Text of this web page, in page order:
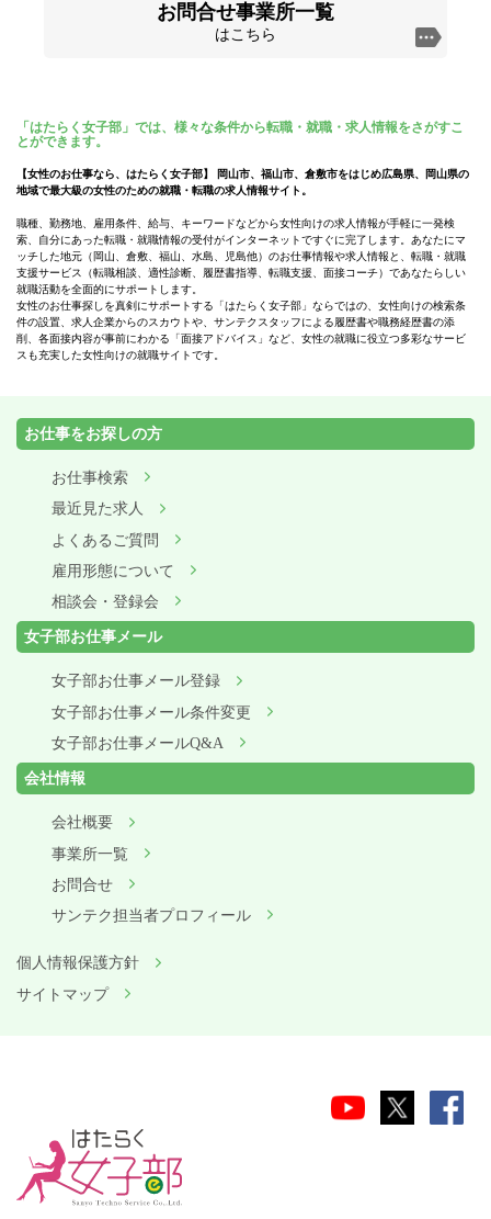
お問合せ事業所一覧
はこちら
「はたらく女子部」では、様々な条件から転職・就職・求人情報をさがすこ
とができます。
【女性のお仕事なら、はたらく女子部】 岡山市、福山市、倉敷市をはじめ広島県、岡山県の
地域で最大級の女性のための就職・転職の求人情報サイト。
職種、勤務地、雇用条件、給与、キーワードなどから女性向けの求人情報が手軽に一発検
索、自分にあった転職・就職情報の受付がインターネットですぐに完了します。あなたにマ
ッチした地元（岡山、倉敷、福山、水島、児島他）のお仕事情報や求人情報と、転職・就職
支援サービス（転職相談、適性診断、履歴書指導、転職支援、面接コーチ）であなたらしい
就職活動を全面的にサポートします。
女性のお仕事探しを真剣にサポートする「はたらく女子部」ならではの、女性向けの検索条
件の設置、求人企業からのスカウトや、サンテクスタッフによる履歴書や職務経歴書の添
削、各面接内容が事前にわかる「面接アドバイス」など、女性の就職に役立つ多彩なサービ
スも充実した女性向けの就職サイトです。
お仕事をお探しの方
お仕事検索
最近見た求人
よくあるご質問
雇用形態について
相談会・登録会
女子部お仕事メール
女子部お仕事メール登録
女子部お仕事メール条件変更
女子部お仕事メールQ&A
会社情報
会社概要
事業所一覧
お問合せ
サンテク担当者プロフィール
個人情報保護方針
サイトマップ